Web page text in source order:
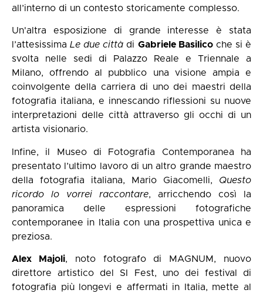
all’interno di un contesto storicamente complesso.
Un'altra esposizione di grande interesse è stata
l’attesissimaLe due città di Gabriele Basilicoche si è
svolta nelle sedi di Palazzo Reale e Triennale a
Milano, offrendo al pubblico una visione ampia e
coinvolgente della carriera di uno dei maestri della
fotografia italiana, e innescando riflessioni su nuove
interpretazioni delle città attraverso gli occhi di un
artista visionario.
Infine, il Museo di Fotografia Contemporanea ha
presentato l’ultimo lavoro di un altro grande maestro
della fotografia italiana, Mario Giacomelli, Questo
ricordo lo vorrei raccontare, arricchendo così la
panoramica delle espressioni fotografiche
contemporanee in Italia con una prospettiva unica e
preziosa.
Alex Majoli, noto fotografo di MAGNUM, nuovo
direttore artistico del SI Fest, uno dei festival di
fotografia più longevi e affermati in Italia, mette al